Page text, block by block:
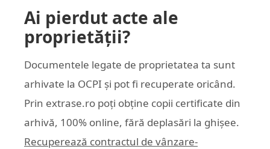
Ai pierdut acte ale
proprietății?
Documentele legate de proprietatea ta sunt
arhivate la OCPI și pot fi recuperate oricând.
Prin extrase.ro poți obține copii certificate din
arhivă, 100% online, fără deplasări la ghișee.
Recuperează contractul de vânzare-